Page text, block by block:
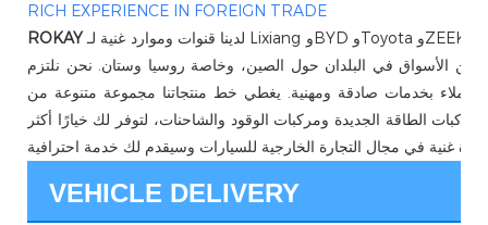
RICH EXPERIENCE IN FOREIGN TRADE
ROKAYلدينا قنوات وموارد غنية لـ Lixiang وBYD وToyota وZEEKR وAudi وNIO وغيرها من العلامات التجارية. اعتبارًا من عام
الأسواق في البلدان حول الصين، وخاصة روسيا وستان. نحن نلتزم
العملاء بخدمات صادقة ومهنية. يغطي خط منتجاتنا مجموعة متنوعة من
مركبات الطاقة الجديدة ومركبات الوقود والشاحنات، لتوفر لك خيارًا أكثر
VEHICLE DELIVERY